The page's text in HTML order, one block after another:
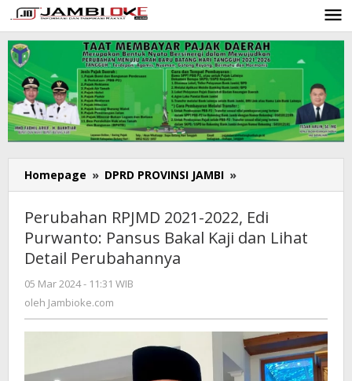
Lewati
ke
konten
Homepage » DPRD PROVINSI JAMBI »
RPJMD
2021-
2022,
Edi
dan
Lihat
Detail
Perubahannya
Perubahan RPJMD 2021-2022, Edi
Purwanto: Pansus Bakal Kaji dan Lihat
Detail Perubahannya
05 Mar 2024 - 11:31 WIB
oleh Jambioke.com